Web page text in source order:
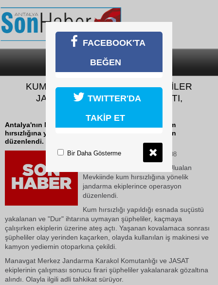
SON DAKİKA
KUM HIRSIZLIĞI YAPAN ŞÜPHELİLER
JANDARMAYA ATEŞ EDİP KAÇTI,
Antalya'nın Manavgat ilçesi Ulualan Mevkiinde kum
hırsızlığına yönelik jandarma ekiplerince operasyon
düzenlendi.
06 Haziran 2026 Cumartesi 15:08
Antalya'nın Manavgat ilçesi Ulualan
Mevkiinde kum hırsızlığına yönelik
jandarma ekiplerince operasyon
düzenlendi.
Kum hırsızlığı yapıldığı esnada suçüstü
yakalanan ve "Dur" ihtarına uymayan şüpheliler, kaçmaya
çalışırken ekiplerin üzerine ateş açtı. Yaşanan kovalamaca sonrası
şüpheliler olay yerinden kaçarken, olayda kullanılan iş makinesi ve
kamyon yediemin otoparkına çekildi.
Manavgat Merkez Jandarma Karakol Komutanlığı ve JASAT
ekiplerinin çalışması sonucu firari şüpheliler yakalanarak gözaltına
alındı. Olayla ilgili adli tahkikat sürüyor.
FACEBOOK'TA
BEĞEN
TWITTER'DA
TAKİP ET
Bir Daha Gösterme